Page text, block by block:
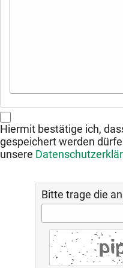
Hiermit bestätige ich,
gespeichert werden
unsere
Bitte trage die